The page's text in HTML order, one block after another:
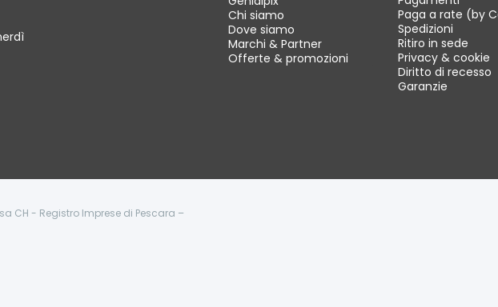
Chi siamo
Dove siamo
Marchi & Partner
Offerte & promozioni
Paga a rate (by
Spedizioni
Ritiro in sede
Privacy & cookie
Diritto di recesso
Garanzie
CH - Registro Imprese di Pescara –